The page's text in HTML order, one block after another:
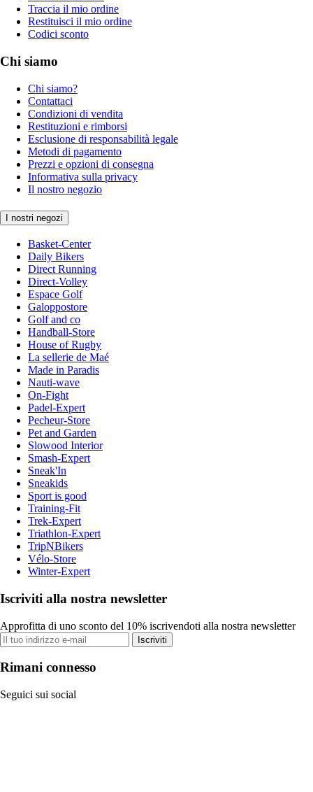
Traccia il mio ordine
Restituisci il mio ordine
Codici sconto
Chi siamo
Chi siamo?
Contattaci
Condizioni di vendita
Restituzioni e rimborsi
Esclusione di responsabilità legale
Metodi di pagamento
Prezzi e opzioni di consegna
Informativa sulla privacy
Il nostro negozio
I nostri negozi
Basket-Center
Daily Bikers
Direct Running
Direct-Volley
Espace Golf
Galoppostore
Golf and co
Handball-Store
House of Rugby
La sellerie de Maé
Made in Paradis
Nauti-wave
On-Fight
Padel-Expert
Pecheur-Store
Pet and Garden
Slowood Interior
Smash-Expert
Sneak'In
Sneakids
Sport is good
Training-Fit
Trek-Expert
Triathlon-Expert
TripNBikers
Vélo-Store
Winter-Expert
Iscriviti alla nostra newsletter
Approfitta di uno sconto del 10% iscrivendoti alla nostra newsletter
Iscriviti
Rimani connesso
Seguici sui social